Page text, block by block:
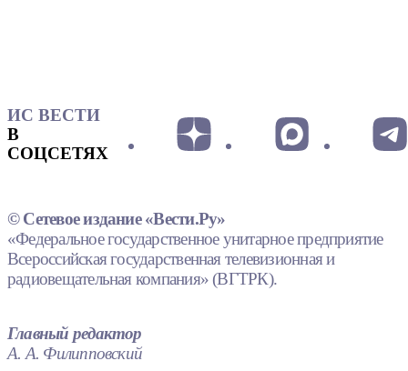
ИС ВЕСТИ
В
СОЦСЕТЯХ
© Сетевое издание «Вести.Ру»
«Федеральное государственное унитарное предприятие
Всероссийская государственная телевизионная и
радиовещательная компания» (ВГТРК).
Главный редактор
А. А. Филипповский